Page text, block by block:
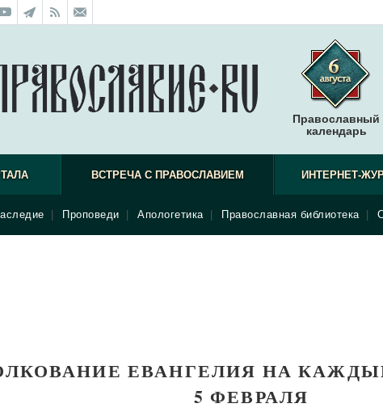
Православный
календарь
ВСТРЕЧА С ПРАВОСЛАВИЕМ
Проповеди Апологетика Православная библиотека
ИНТЕРНЕТ-
ЕВАНГЕЛИЯ НА
5 ФЕВРАЛЯ